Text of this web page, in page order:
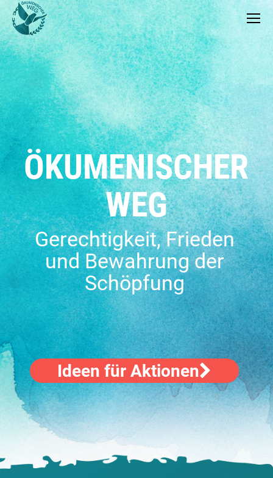
ÖKUMENISCHER
WEG
Gerechtigkeit, Frieden
und Bewahrung der
Schöpfung
Ideen für Aktionen